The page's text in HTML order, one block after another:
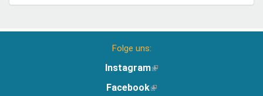
Folge uns:
Instagram(Link
extern)
Facebook(Link